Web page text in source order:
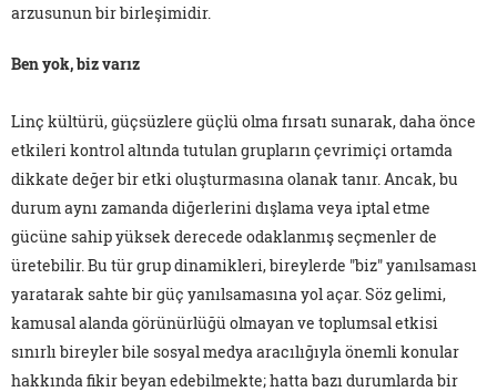
arzusunun bir birleşimidir.
Ben yok, biz varız
Linç kültürü, güçsüzlere güçlü olma fırsatı sunarak, daha önce
etkileri kontrol altında tutulan grupların çevrimiçi ortamda
dikkate değer bir etki oluşturmasına olanak tanır. Ancak, bu
durum aynı zamanda diğerlerini dışlama veya iptal etme
gücüne sahip yüksek derecede odaklanmış seçmenler de
üretebilir. Bu tür grup dinamikleri, bireylerde "biz" yanılsaması
yaratarak sahte bir güç yanılsamasına yol açar. Söz gelimi,
kamusal alanda görünürlüğü olmayan ve toplumsal etkisi
sınırlı bireyler bile sosyal medya aracılığıyla önemli konular
hakkında fikir beyan edebilmekte; hatta bazı durumlarda bir